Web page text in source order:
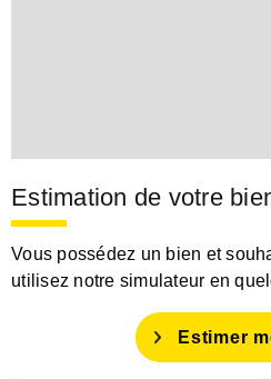
Estimation de votre
Vous possédez un bien et
utilisez notre simulateur en
Estimer